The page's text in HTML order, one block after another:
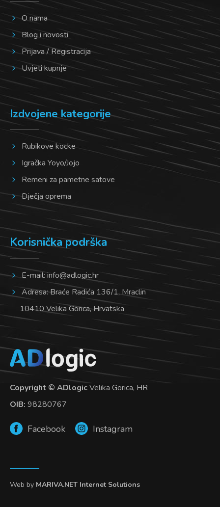
O nama
Blog i novosti
Prijava / Registracija
Uvjeti kupnje
Izdvojene kategorije
Rubikove kocke
Igračka Yoyo/Jojo
Remeni za pametne satove
Dječja oprema
Korisnička podrška
E-mail:info@adlogic.hr
Adresa: Braće Radića 136/1, Mraclin
10410 Velika Gorica, Hrvatska
Copyright © ADlogicVelika Gorica, HR
OIB: 98280767
Facebook Instagram
Web by MARIVA.NET Internet Solutions